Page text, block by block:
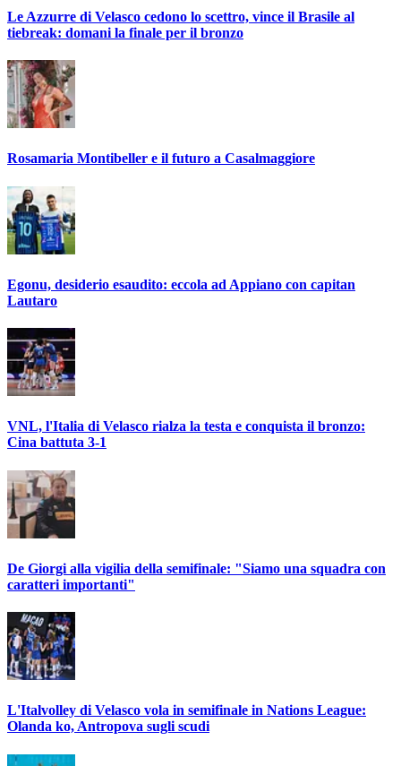
Le Azzurre di Velasco cedono lo scettro, vince il Brasile al
tiebreak: domani la finale per il bronzo
Rosamaria Montibeller e il futuro a Casalmaggiore
Egonu, desiderio esaudito: eccola ad Appiano con capitan
Lautaro
VNL, l'Italia di Velasco rialza la testa e conquista il bronzo:
Cina battuta 3-1
De Giorgi alla vigilia della semifinale: "Siamo una squadra con
caratteri importanti"
L'Italvolley di Velasco vola in semifinale in Nations League:
Olanda ko, Antropova sugli scudi